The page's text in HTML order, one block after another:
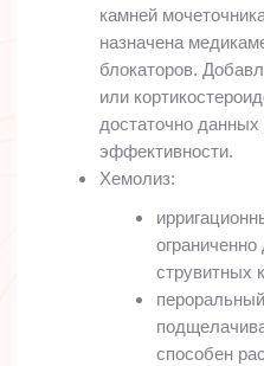
камней
назначена
блокаторов.
или
достаточно
эффективности.
Хемолиз:
струвитных
способен